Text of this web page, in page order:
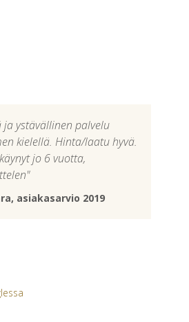
ja ystävällinen palvelu
kielellä. Hinta/laatu hyvä.
jo 6 vuotta,
asiakasarvio 2019